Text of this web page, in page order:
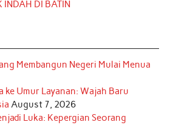
INDAH DI BATIN
Membangun Negeri Mulai Menua
ke Umur Layanan: Wajah Baru
August 7, 2026
Luka: Kepergian Seorang